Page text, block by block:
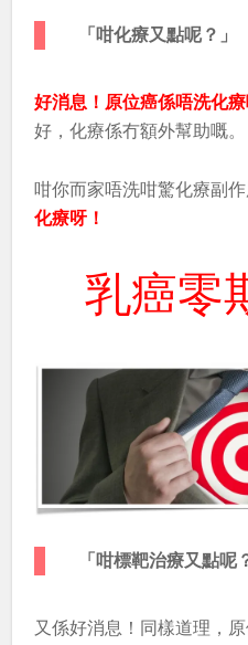
「咁化療又點呢？」
好消息！原位癌係唔洗化
好，化療係冇額外幫助嘅。
咁你而家唔洗咁驚化療副
化療呀！
乳癌零
「咁標靶治療又點呢
又係好消息！同樣道理，